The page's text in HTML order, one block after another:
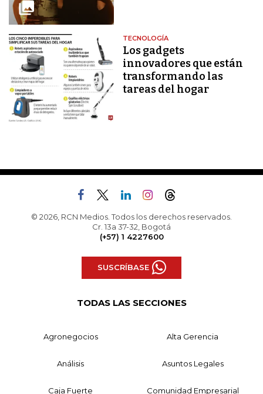
TECNOLOGÍA
Los gadgets
innovadores que están
transformando las
tareas del hogar
© 2026, RCN Medios. Todos los derechos reservados.
Cr. 13a 37-32, Bogotá
(+57) 1 4227600
SUSCRÍBASE
TODAS LAS SECCIONES
Agronegocios Alta Gerencia
Análisis Asuntos Legales
Caja Fuerte Comunidad Empresarial